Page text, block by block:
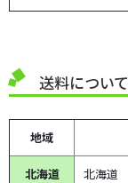
送料について
地域
北海道 北海道